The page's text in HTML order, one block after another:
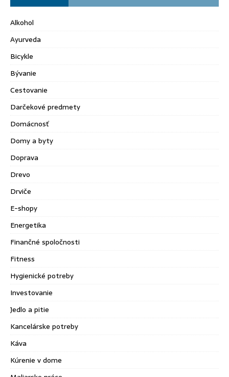
Alkohol
Ayurveda
Bicykle
Bývanie
Cestovanie
Darčekové predmety
Domácnosť
Domy a byty
Doprava
Drevo
Drviče
E-shopy
Energetika
Finančné spoločnosti
Fitness
Hygienické potreby
Investovanie
Jedlo a pitie
Kancelárske potreby
Káva
Kúrenie v dome